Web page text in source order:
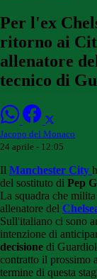
Per l'ex
ritorno ai
allenatore
tecnico di
Jacopo del Monaco
24 aprile - 12:05
Il Manchester City
del sostituto di Pep
La squadra che
allenatore del
Sull'italiano ci sono
intenzione di
decisione di
contratto il prossimo
termine di questa